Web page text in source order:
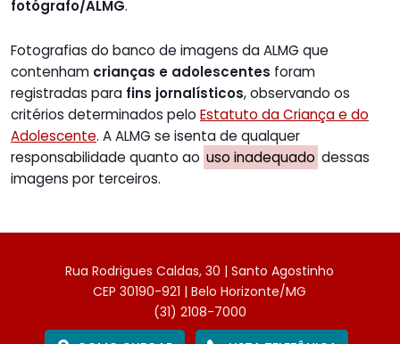
fotógrafo/ALMG.
Fotografias do banco de imagens da ALMG que
contenham crianças e adolescentes foram
registradas para fins jornalísticos, observando os
critérios determinados pelo Estatuto da Criança e do
Adolescente. A ALMG se isenta de qualquer
responsabilidade quanto ao uso inadequado dessas
imagens por terceiros.
Rua Rodrigues Caldas, 30 | Santo Agostinho
CEP 30190-921 | Belo Horizonte/MG
(31) 2108-7000